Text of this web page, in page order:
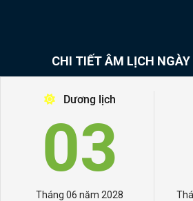
CHI TIẾT ÂM LỊCH
Dương lịch
03
Tháng 06 năm 2028